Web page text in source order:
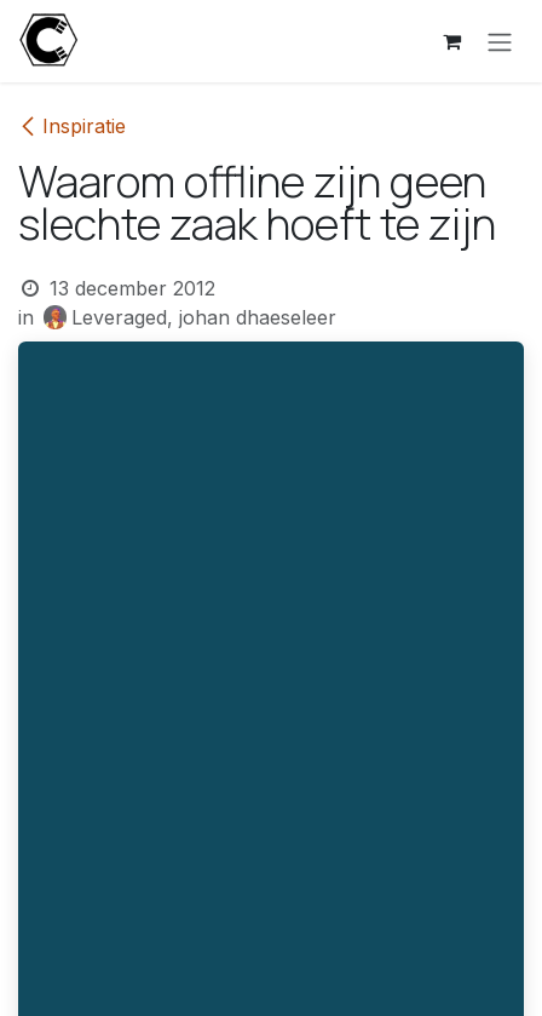
Overslaan naar inhoud
Inspiratie
Waarom offline zijn geen
slechte zaak hoeft te zijn
13 december 2012
in
Leveraged, johan dhaeseleer